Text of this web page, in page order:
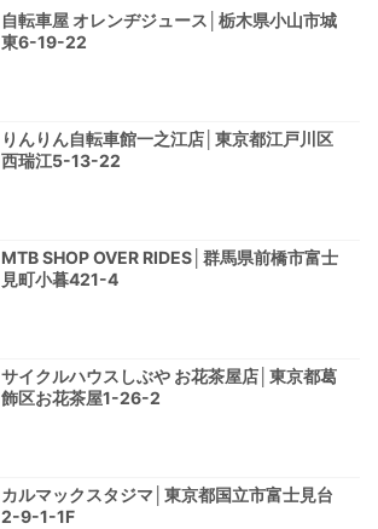
自転車屋 オレンヂジュース│栃木県小山市城
東6-19-22
りんりん自転車館一之江店│東京都江戸川区
西瑞江5-13-22
MTB SHOP OVER RIDES│群馬県前橋市富士
見町小暮421-4
サイクルハウスしぶや お花茶屋店│東京都葛
飾区お花茶屋1-26-2
カルマックスタジマ│東京都国立市富士見台
2-9-1-1F